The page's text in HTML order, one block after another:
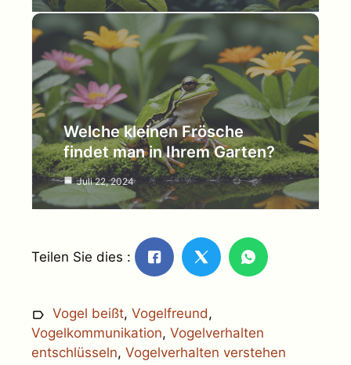
Welche kleinen Frösche
findet man in Ihrem Garten?
Juli 22, 2024
Teilen Sie dies :
Vogel beißt, Vogelfreund,
Vogelkommunikation, Vogelverhalten
entschlüsseln, Vogelverhalten verstehen